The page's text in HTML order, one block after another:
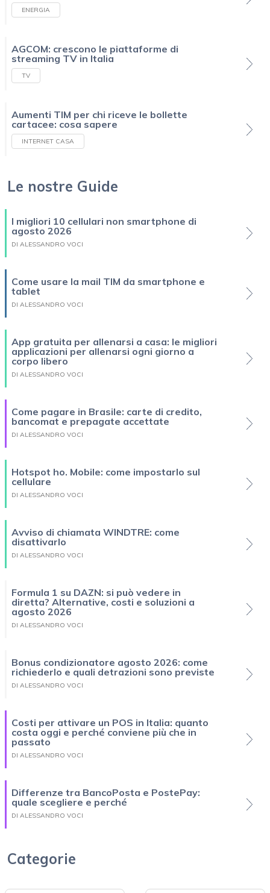
ENERGIA
AGCOM: crescono le piattaforme di
streaming TV in Italia
TV
Aumenti TIM per chi riceve le bollette
cartacee: cosa sapere
INTERNET CASA
Le nostre Guide
I migliori 10 cellulari non smartphone di
agosto 2026
DI ALESSANDRO VOCI
Come usare la mail TIM da smartphone e
tablet
DI ALESSANDRO VOCI
App gratuita per allenarsi a casa: le migliori
applicazioni per allenarsi ogni giorno a
corpo libero
DI ALESSANDRO VOCI
Come pagare in Brasile: carte di credito,
bancomat e prepagate accettate
DI ALESSANDRO VOCI
Hotspot ho. Mobile: come impostarlo sul
cellulare
DI ALESSANDRO VOCI
Avviso di chiamata WINDTRE: come
disattivarlo
DI ALESSANDRO VOCI
Formula 1 su DAZN: si può vedere in
diretta? Alternative, costi e soluzioni a
agosto 2026
DI ALESSANDRO VOCI
Bonus condizionatore agosto 2026: come
richiederlo e quali detrazioni sono previste
DI ALESSANDRO VOCI
Costi per attivare un POS in Italia: quanto
costa oggi e perché conviene più che in
passato
DI ALESSANDRO VOCI
Differenze tra BancoPosta e PostePay:
quale scegliere e perché
DI ALESSANDRO VOCI
Categorie